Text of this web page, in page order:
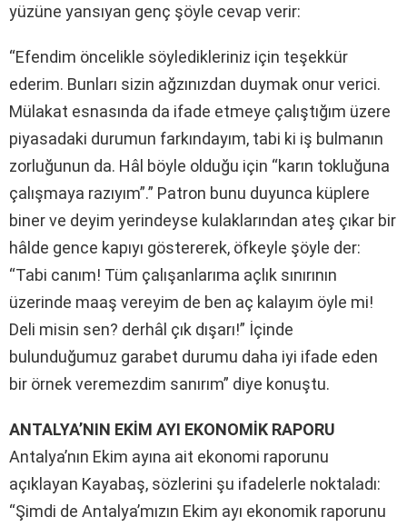
yüzüne yansıyan genç şöyle cevap verir:
“Efendim öncelikle söyledikleriniz için teşekkür
ederim. Bunları sizin ağzınızdan duymak onur verici.
Mülakat esnasında da ifade etmeye çalıştığım üzere
piyasadaki durumun farkındayım, tabi ki iş bulmanın
zorluğunun da. Hâl böyle olduğu için “karın tokluğuna
çalışmaya razıyım”.” Patron bunu duyunca küplere
biner ve deyim yerindeyse kulaklarından ateş çıkar bir
hâlde gence kapıyı göstererek, öfkeyle şöyle der:
“Tabi canım! Tüm çalışanlarıma açlık sınırının
üzerinde maaş vereyim de ben aç kalayım öyle mi!
Deli misin sen? derhâl çık dışarı!” İçinde
bulunduğumuz garabet durumu daha iyi ifade eden
bir örnek veremezdim sanırım” diye konuştu.
ANTALYA’NIN EKİM AYI EKONOMİK RAPORU
Antalya’nın Ekim ayına ait ekonomi raporunu
açıklayan Kayabaş, sözlerini şu ifadelerle noktaladı:
“Şimdi de Antalya’mızın Ekim ayı ekonomik raporunu